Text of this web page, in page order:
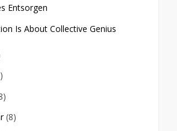
Entsorgen
Is About Collective Genius
(8)